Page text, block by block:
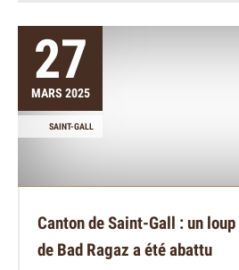
27
MARS 2025
SAINT-GALL
Canton de Saint-Gall : un
de Bad Ragaz a été abattu